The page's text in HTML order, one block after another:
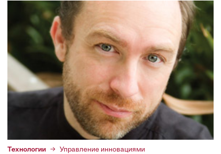
Технологии Управление инновациями